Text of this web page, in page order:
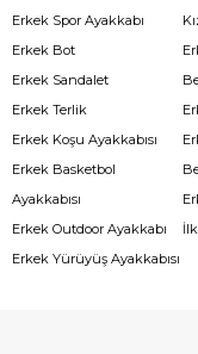
Erkek Spor Ayakkabı
Erkek Bot
Erkek Sandalet
Erkek Terlik
Erkek Koşu Ayakkabısı
Erkek Basketbol
Ayakkabısı
Erkek Outdoor Ayakkabı
Erkek Yürüyüş Ayakkabısı